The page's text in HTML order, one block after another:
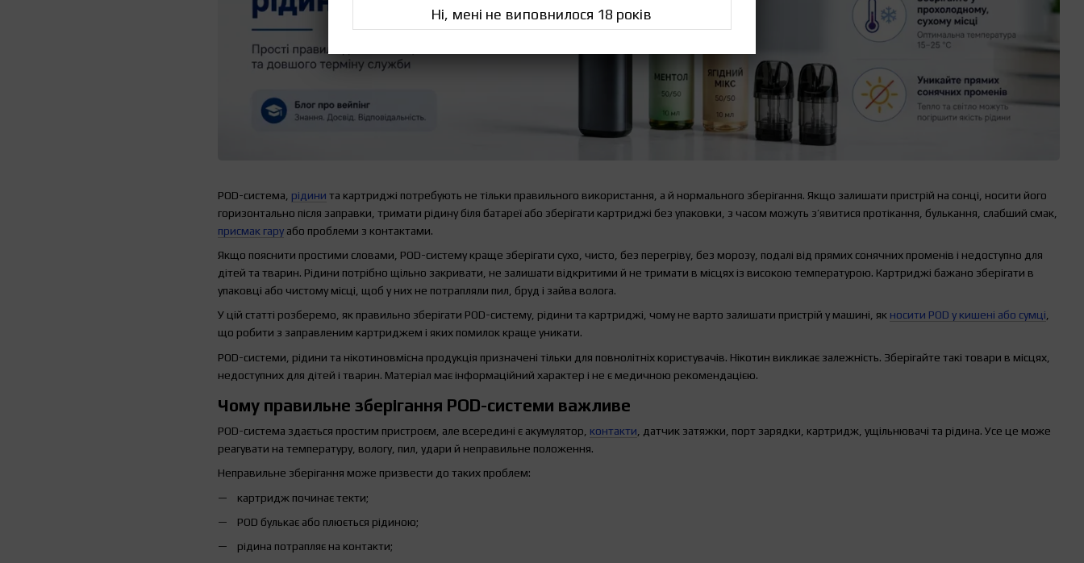
POD-система, рідини та картриджі потребують не тільки правильного використання, а й нормального зберігання. Якщо залишати пристрій на сонці, носити його
горизонтально після заправки, тримати рідину біля батареї або зберігати картриджі без упаковки, з часом можуть з’явитися протікання, булькання, слабший смак,
присмак гару або проблеми з контактами.
Якщо пояснити простими словами, POD-систему краще зберігати сухо, чисто, без перегріву, без морозу, подалі від прямих сонячних променів і недоступно для
дітей та тварин. Рідини потрібно щільно закривати, не залишати відкритими й не тримати в місцях із високою температурою. Картриджі бажано зберігати в
упаковці або чистому місці, щоб у них не потрапляли пил, бруд і зайва волога.
У цій статті розберемо, як правильно зберігати POD-систему, рідини та картриджі, чому не варто залишати пристрій у машині, як носити POD у кишені або сумці,
що робити з заправленим картриджем і яких помилок краще уникати.
POD-системи, рідини та нікотиновмісна продукція призначені тільки для повнолітніх користувачів. Нікотин викликає залежність. Зберігайте такі товари в місцях,
недоступних для дітей і тварин. Матеріал має інформаційний характер і не є медичною рекомендацією.
Чому правильне зберігання POD-системи важливе
POD-система здається простим пристроєм, але всередині є акумулятор, контакти , датчик затяжки, порт зарядки, картридж, ущільнювачі та рідина. Усе це може
реагувати на температуру, вологу, пил, удари й неправильне положення.
Неправильне зберігання може призвести до таких проблем:
картридж починає текти;
POD булькає або плюється рідиною;
рідина потрапляє на контакти;
Ні, мені не виповнилося 18 років